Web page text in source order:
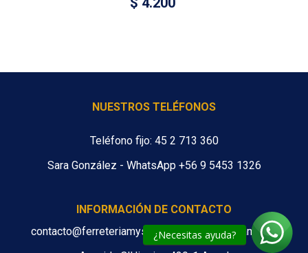
¿Necesitas ayuda?
NUESTROS TELÉFONOS
Teléfono fijo: 45 2 713 360
Sara González - WhatsApp +56 9 5453 1326
INFORMACIÓN DE CONTACTO
contacto@ferreteriamys.cl ventas@ferreteriamys.cl